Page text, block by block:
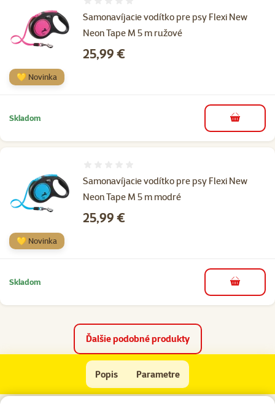
Samonavíjacie vodítko pre psy Flexi New
Neon Tape M 5 m ružové
Cena
25,99 €
💛 Novinka
Skladom do košíka
Samonavíjacie vodítko pre psy Flexi New
Neon Tape M 5 m modré
Cena
25,99 €
💛 Novinka
Skladom do košíka
Ďalšie podobné produkty
Vodidlo FLEXI Comfort Compact 3 šedé L
Popis Parametre
Na začiatok stránky